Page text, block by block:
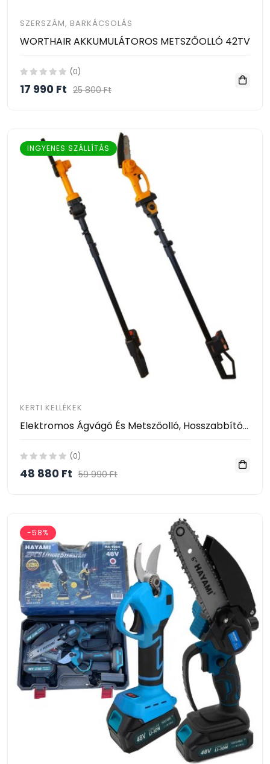
SZERSZÁM, BARKÁCSOLÁS
WORTHAIR AKKUMULÁTOROS METSZŐOLLÓ 42TV
(0)
17 990 Ft 25 800 Ft
INGYENES SZÁLLÍTÁS
KERTI KELLÉKEK
Elektromos Ágvágó És Metszőolló, Hosszabbító Karral
(0)
48 880 Ft 59 990 Ft
-58%